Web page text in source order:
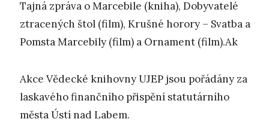
Tajná zpráva o Marcebile (kniha), Dobyvatelé
ztracených štol (film), Krušné horory – Svatba a
Pomsta Marcebily (film) a Ornament (film).Ak
Akce Vědecké knihovny UJEP jsou pořádány za
laskavého finančního přispění statutárního
města Ústí nad Labem.